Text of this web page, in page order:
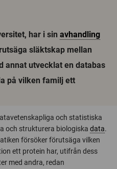
har i sin avhandling
släktskap mellan
annat utvecklat en databas
på vilken familj ett
och statistiska
och strukturera biologiska data.
försöker förutsäga vilken
ett protein har, utifrån dess
med andra, redan